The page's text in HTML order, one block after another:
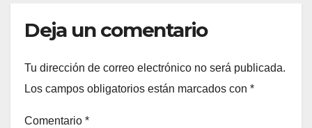
Deja un comentario
Tu dirección de correo electrónico no será publicada.
Los campos obligatorios están marcados con *
Comentario *